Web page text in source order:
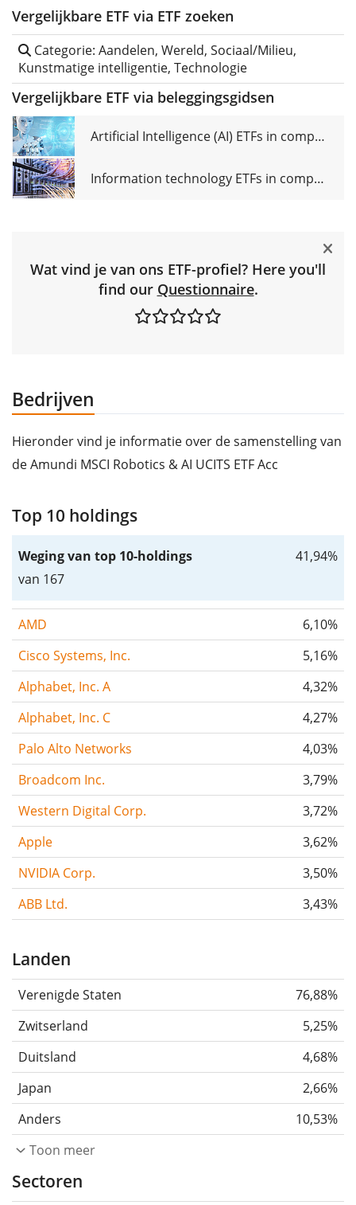
Vergelijkbare ETF via ETF zoeken
Categorie: Aandelen, Wereld, Sociaal/Milieu,
Kunstmatige intelligentie, Technologie
Vergelijkbare ETF via beleggingsgidsen
Artificial Intelligence (AI) ETFs in comparison
Information technology ETFs in comparison
Wat vind je van ons ETF-profiel? Here you'll
find our Questionnaire.
Bedrijven
Hieronder vind je informatie over de samenstelling van
de Amundi MSCI Robotics & AI UCITS ETF Acc
Top 10 holdings
Weging van top 10-holdings
van 167
41,94%
AMD
6,10%
Cisco Systems, Inc.
5,16%
Alphabet, Inc. A
4,32%
Alphabet, Inc. C
4,27%
Palo Alto Networks
4,03%
Broadcom Inc.
3,79%
Western Digital Corp.
3,72%
Apple
3,62%
NVIDIA Corp.
3,50%
ABB Ltd.
3,43%
Landen
Verenigde Staten
76,88%
Zwitserland
5,25%
Duitsland
4,68%
Japan
2,66%
Anders
10,53%
Toon meer
Sectoren